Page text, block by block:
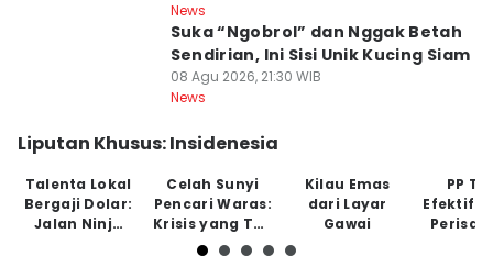
News
Suka “Ngobrol” dan Nggak Betah
Sendirian, Ini Sisi Unik Kucing Siam
08 Agu 2026, 21:30 WIB
News
Liputan Khusus: Insidenesia
Talenta Lokal
Bergaji Dolar:
Jalan Ninja
Celah Sunyi
Pencari Waras:
Krisis yang Tak
Tampak
Kilau Emas
dari Layar
Gawai
PP
Perisai